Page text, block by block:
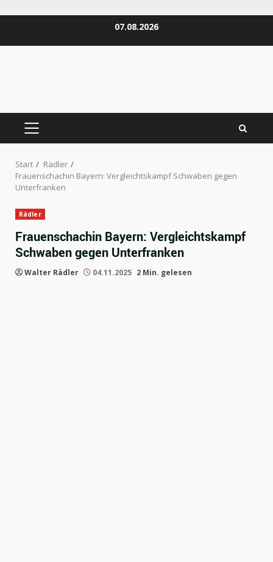
07.08.2026
PRIMÄRES
Start
Rädler
Frauenschachin Bayern: Vergleichtskampf Schwaben gegen
Unterfranken
Rädler
Frauenschachin Bayern: Vergleichtskampf
Schwaben gegen Unterfranken
Walter Rädler 04.11.2025 2 Min. gelesen